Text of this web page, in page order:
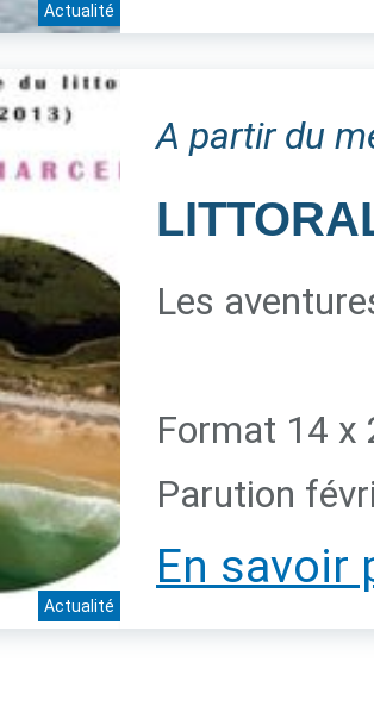
Actualité
Actualité
A partir du
Les
Format 14 x
Parution
En savoir